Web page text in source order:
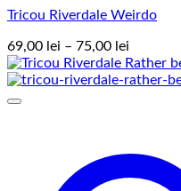
Tricou Riverdale Weirdo
69,00 lei – 75,00 lei
de
prețuri: